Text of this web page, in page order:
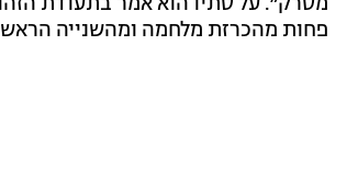
פחות מהכרזת מלחמה ומהשנייה